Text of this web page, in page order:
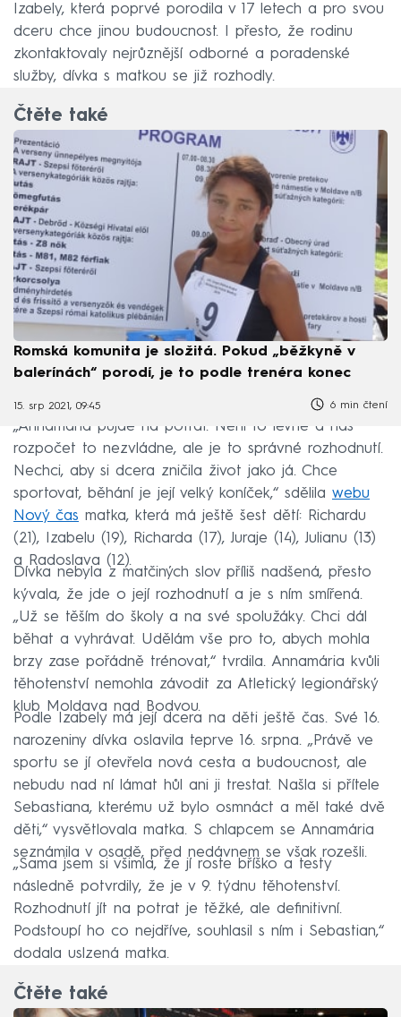
Izabely, která poprvé porodila v 17 letech a pro svou
dceru chce jinou budoucnost. I přesto, že rodinu
zkontaktovaly nejrůznější odborné a poradenské
služby, dívka s matkou se již rozhodly.
Čtěte také
Romská komunita je složitá. Pokud „běžkyně v
balerínách“ porodí, je to podle trenéra konec
15. srp 2021, 09:45 6 min čtení
„Annamária půjde na potrat. Není to levné a náš
rozpočet to nezvládne, ale je to správné rozhodnutí.
Nechci, aby si dcera zničila život jako já. Chce
sportovat, běhání je její velký koníček,“ sdělila webu
Nový čas matka, která má ještě šest dětí: Richardu
(21), Izabelu (19), Richarda (17), Juraje (14), Julianu (13)
a Radoslava (12).
Dívka nebyla z matčiných slov příliš nadšená, přesto
kývala, že jde o její rozhodnutí a je s ním smířená.
„Už se těším do školy a na své spolužáky. Chci dál
běhat a vyhrávat. Udělám vše pro to, abych mohla
brzy zase pořádně trénovat,“ tvrdila. Annamária kvůli
těhotenství nemohla závodit za Atletický legionářský
klub Moldava nad Bodvou.
Podle Izabely má její dcera na děti ještě čas. Své 16.
narozeniny dívka oslavila teprve 16. srpna. „Právě ve
sportu se jí otevřela nová cesta a budoucnost, ale
nebudu nad ní lámat hůl ani ji trestat. Našla si přítele
Sebastiana, kterému už bylo osmnáct a měl také dvě
děti,“ vysvětlovala matka. S chlapcem se Annamária
seznámila v osadě, před nedávnem se však rozešli.
„Sama jsem si všimla, že jí roste bříško a testy
následně potvrdily, že je v 9. týdnu těhotenství.
Rozhodnutí jít na potrat je těžké, ale definitivní.
Podstoupí ho co nejdříve, souhlasil s ním i Sebastian,“
dodala uslzená matka.
Čtěte také